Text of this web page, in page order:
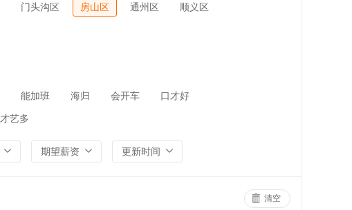
门头沟区 房山区 通州区 顺义区
能加班 海归 会开车 口才好
才艺多
期望薪资 更新时间
清空